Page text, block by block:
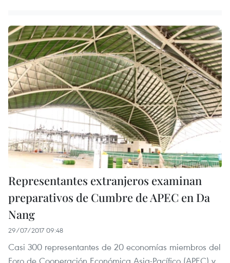
Representantes extranjeros examinan
preparativos de Cumbre de APEC en Da
Nang
29/07/2017 09:48
Casi 300 representantes de 20 economías miembros del
Foro de Cooperación Económica Asia-Pacífico (APEC) y